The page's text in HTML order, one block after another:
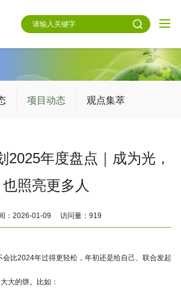
项目动态 观点集萃
2025年度盘点｜成为光，
也照亮更多人
：2026-01-09 访问量：919
比2024年过得更轻松，年初还是给自己、联合发起
大的饼。比如：